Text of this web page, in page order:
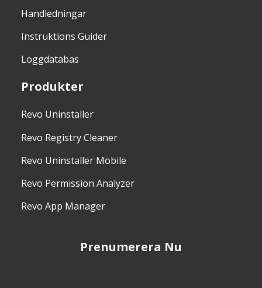
Handledningar
Instruktions Guider
Loggdatabas
Produkter
Revo Uninstaller
Revo Registry Cleaner
Revo Uninstaller Mobile
Revo Permission Analyzer
Revo App Manager
Prenumerera Nu